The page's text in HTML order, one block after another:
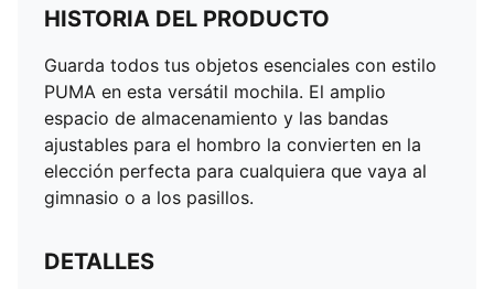
HISTORIA DEL PRODUCTO
Guarda todos tus objetos esenciales con estilo
PUMA en esta versátil mochila. El amplio
espacio de almacenamiento y las bandas
ajustables para el hombro la convierten en la
elección perfecta para cualquiera que vaya al
gimnasio o a los pasillos.
DETALLES